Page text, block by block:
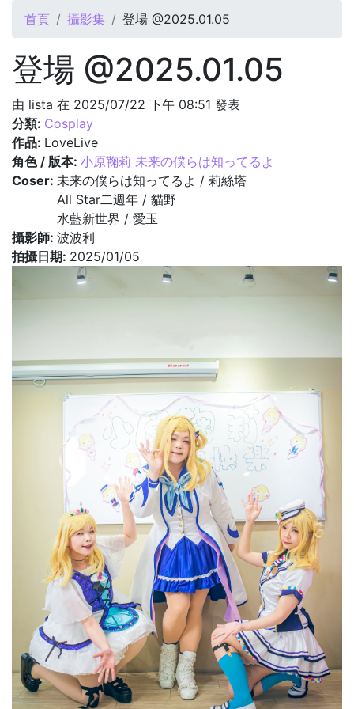
您在這裡
首頁 攝影集 登場 @2025.01.05
登場 @2025.01.05
由 lista 在 2025/07/22 下午 08:51 發表
分類: Cosplay
作品: LoveLive
角色 / 版本: 小原鞠莉 未来の僕らは知ってるよ
Coser: 未来の僕らは知ってるよ / 莉絲塔
All Star二週年 / 貓野
水藍新世界 / 愛玉
攝影師: 波波利
拍攝日期: 2025/01/05